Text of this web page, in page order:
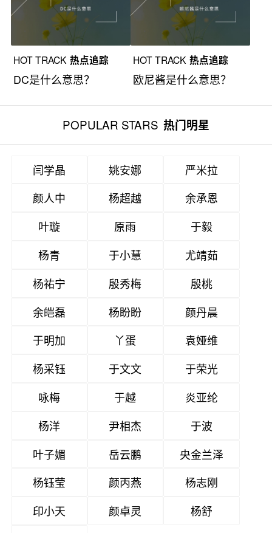
HOT TRACK 热点追踪
DC是什么意思？
HOT TRACK 热点追踪
欧尼酱是什么意思？
POPULAR STARS 热门明星
闫学晶 姚安娜
严米拉
颜人中
杨超越
余承恩
叶璇
原雨
于毅
杨青
于小慧
尤靖茹
杨祐宁
殷秀梅
殷桃
余皑磊
杨盼盼
颜丹晨
于明加
丫蛋
袁娅维
杨采钰
于文文
于荣光
咏梅
于越
炎亚纶
杨洋
尹相杰
于波
叶子媚
岳云鹏
央金兰泽
杨钰莹
颜丙燕
杨志刚
印小天
颜卓灵
杨舒